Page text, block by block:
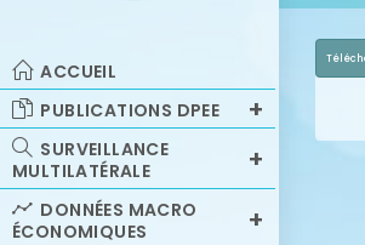
ACCUEIL
PUBLICATIONS DPEE
SURVEILLANCE
MULTILATÉRALE
DONNÉES MACRO
ÉCONOMIQUES